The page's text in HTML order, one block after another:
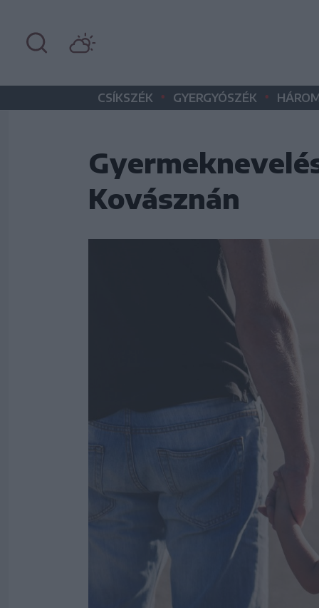
CSÍKSZÉK • GYERGYÓSZÉK •
Kovásznán